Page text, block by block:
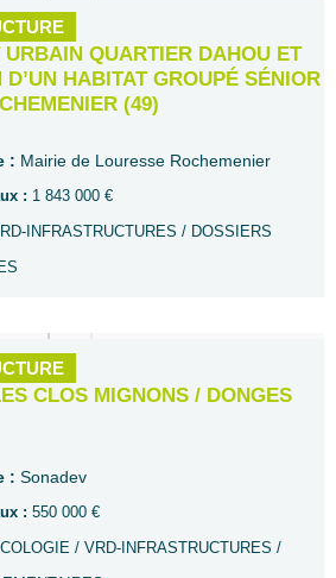
QUARTIER DAHOU ET
HABITAT GROUPÉ SÉNIOR
(49)
: Mairie de Louresse Rochemenier
: 1 843 000 €
INFRASTRUCTURES / DOSSIERS
CLOS MIGNONS / DONGES
: Sonadev
: 550 000 €
/ VRD-INFRASTRUCTURES /